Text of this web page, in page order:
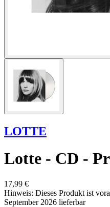
LOTTE
Lotte - CD -
17,99 €
Hinweis: Dieses Produkt ist
September 2026 lieferbar